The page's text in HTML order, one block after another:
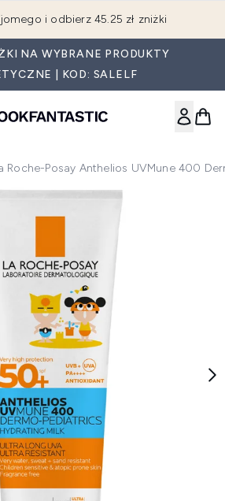
i odbierz 45.25 zł zniżki
NA WYBRANE PRODUKTY
| KOD: SALELF
Roche-Posay Anthelios UVMune 400
Roche-Posay Anthelios UVMune